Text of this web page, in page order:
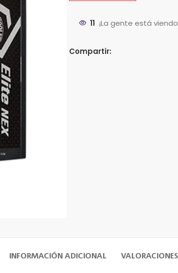
11 ¡La gente está
Compartir:
INFORMACIÓN ADICIONAL